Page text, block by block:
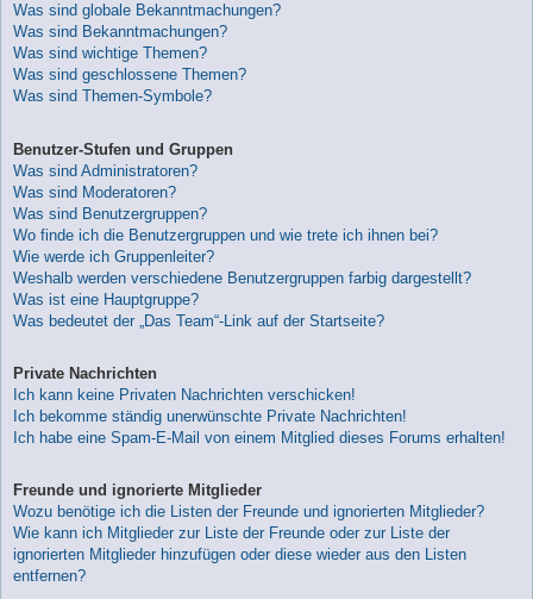
Was sind globale Bekanntmachungen?
Was sind Bekanntmachungen?
Was sind wichtige Themen?
Was sind geschlossene Themen?
Was sind Themen-Symbole?
Benutzer-Stufen und Gruppen
Was sind Administratoren?
Was sind Moderatoren?
Was sind Benutzergruppen?
Wo finde ich die Benutzergruppen und wie trete ich ihnen bei?
Wie werde ich Gruppenleiter?
Weshalb werden verschiedene Benutzergruppen farbig dargestellt?
Was ist eine Hauptgruppe?
Was bedeutet der „Das Team“-Link auf der Startseite?
Private Nachrichten
Ich kann keine Privaten Nachrichten verschicken!
Ich bekomme ständig unerwünschte Private Nachrichten!
Ich habe eine Spam-E-Mail von einem Mitglied dieses Forums erhalten!
Freunde und ignorierte Mitglieder
Wozu benötige ich die Listen der Freunde und ignorierten Mitglieder?
Wie kann ich Mitglieder zur Liste der Freunde oder zur Liste der
ignorierten Mitglieder hinzufügen oder diese wieder aus den Listen
entfernen?